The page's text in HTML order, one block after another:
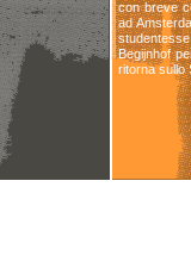
con breve
ad
Begijnhof
ritorna sullo